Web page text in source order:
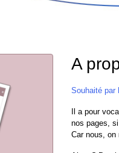
A
Souhaité par
Il a pour
nos pages,
Car nous, on